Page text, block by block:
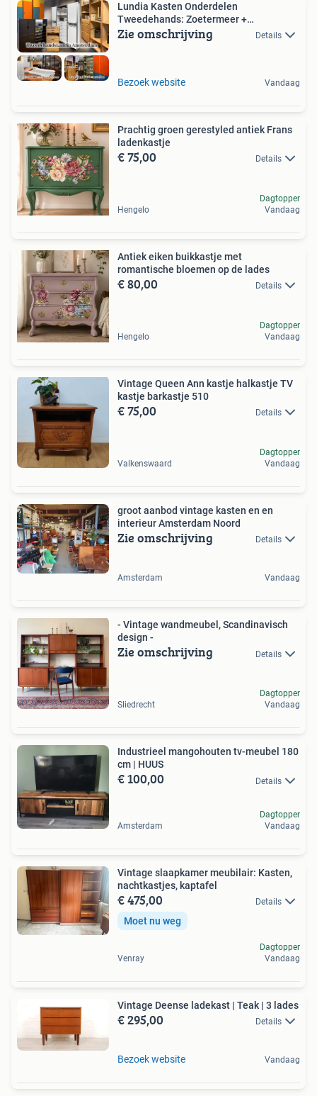
Lundia Kasten Onderdelen
Tweedehands: Zoetermeer +
Amsterdam
Zie omschrijving Details
Bezoek website Vandaag
Prachtig groen gerestyled antiek Frans
ladenkastje
€ 75,00 Details
Hengelo
Dagtopper
Vandaag
Antiek eiken buikkastje met
romantische bloemen op de lades
€ 80,00 Details
Hengelo
Dagtopper
Vandaag
Vintage Queen Ann kastje halkastje TV
kastje barkastje 510
€ 75,00 Details
Valkenswaard
Dagtopper
Vandaag
groot aanbod vintage kasten en en
interieur Amsterdam Noord
Zie omschrijving Details
Amsterdam Vandaag
- Vintage wandmeubel, Scandinavisch
design -
Zie omschrijving Details
Sliedrecht
Dagtopper
Vandaag
Industrieel mangohouten tv-meubel 180
cm | HUUS
€ 100,00 Details
Amsterdam
Dagtopper
Vandaag
Vintage slaapkamer meubilair: Kasten,
nachtkastjes, kaptafel
€ 475,00 Details
Moet nu weg
Venray
Dagtopper
Vandaag
Vintage Deense ladekast | Teak | 3 lades
€ 295,00 Details
Bezoek website Vandaag